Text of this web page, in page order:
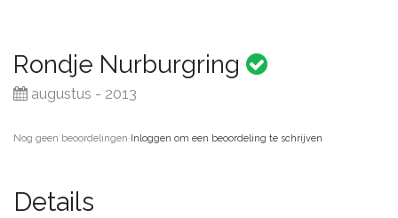
Rondje Nurburgring
augustus - 2013
Nog geen beoordelingen·Inloggen om een beoordeling te schrijven
Details